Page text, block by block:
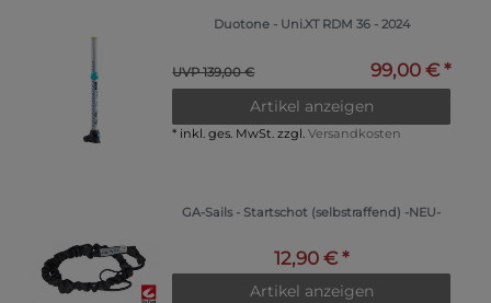
Duotone - Uni.XT RDM 36 - 2024
UVP 139,00 € 99,00 € *
Artikel anzeigen
* inkl. ges. MwSt. zzgl.Versandkosten
GA-Sails - Startschot (selbstraffend) -NEU-
12,90 € *
Artikel anzeigen